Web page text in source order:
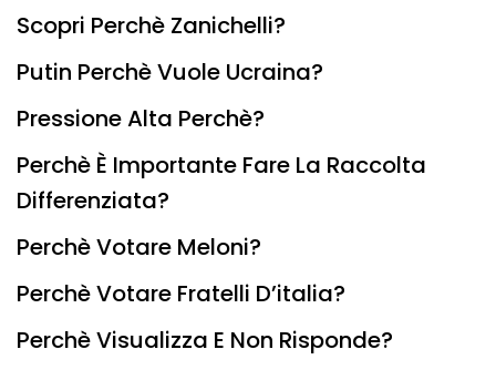
Scopri Perchè Zanichelli?
Putin Perchè Vuole Ucraina?
Pressione Alta Perchè?
Perchè È Importante Fare La Raccolta
Differenziata?
Perchè Votare Meloni?
Perchè Votare Fratelli D’italia?
Perchè Visualizza E Non Risponde?